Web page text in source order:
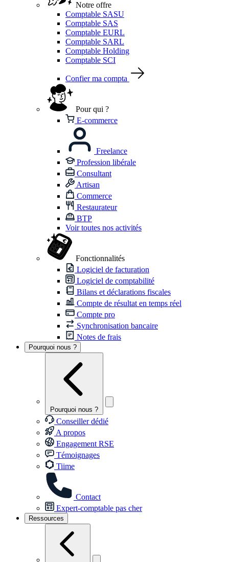
Notre offre
Comptable SASU
Comptable SAS
Comptable EURL
Comptable SARL
Comptable Holding
Comptable SCI
Confier ma compta
Pour qui ?
E-commerce
Freelance
Profession libérale
Consultant
Artisan
Commerce
Restaurateur
BTP
Voir toutes nos activités
Fonctionnalités
Logiciel de facturation
Logiciel de comptabilité
Bilans et déclarations fiscales
Compte de résultat en temps réel
Compte pro
Synchronisation bancaire
Notes de frais
Pourquoi nous ?
Pourquoi nous ?
Conseiller dédié
A propos
Engagement RSE
Témoignages
Tiime
Contact
Expert-comptable pas cher
Ressources